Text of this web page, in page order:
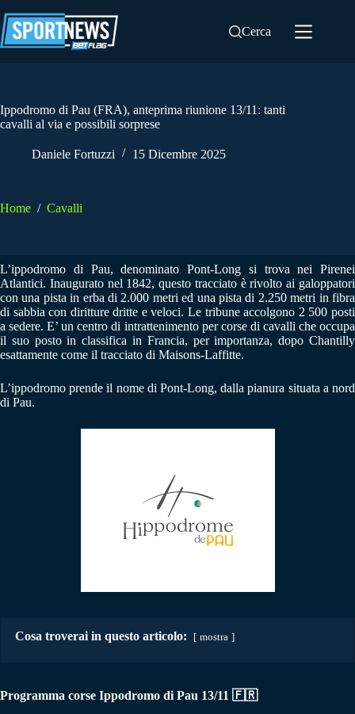
al
contenuto
Cerca
Ippodromo di Pau (FRA), anteprima riunione 13/11: tanti
cavalli al via e possibili sorprese
Daniele Fortuzzi 15 Dicembre 2025
Home / Cavalli
L’ippodromo di Pau, denominato Pont-Long si trova nei Pirenei
Atlantici. Inaugurato nel 1842, questo tracciato è rivolto ai galoppatori
con una pista in erba di 2.000 metri ed una pista di 2.250 metri in fibra
di sabbia con diritture dritte e veloci. Le tribune accolgono 2 500 posti
a sedere. E’ un centro di intrattenimento per corse di cavalli che occupa
il suo posto in classifica in Francia, per importanza, dopo Chantilly
esattamente come il tracciato di Maisons-Laffitte.
L’ippodromo prende il nome di Pont-Long, dalla pianura situata a nord
di Pau.
Cosa troverai in questo articolo: mostra
Programma corse Ippodromo di Pau 13/11 🇫🇷